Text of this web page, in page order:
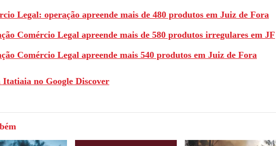
Legal: operação apreende mais de 480 produtos em Juiz de Fora
Comércio Legal apreende mais de 580 produtos irregulares em JF
Comércio Legal apreende mais 540 produtos em Juiz de Fora
Itatiaia no Google Discover